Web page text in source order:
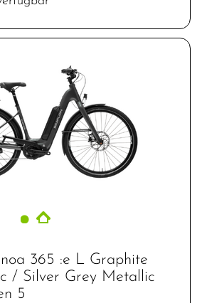
365 :e L Graphite
/ Silver Grey Metallic
5